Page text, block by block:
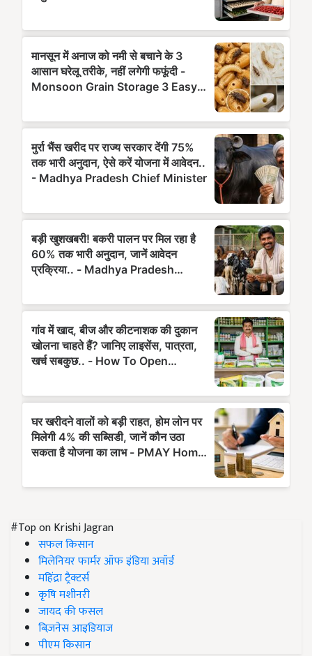
#Top on Krishi Jagran
सफल किसान
मिलेनियर फार्मर ऑफ इंडिया अवॉर्ड
महिंद्रा ट्रैक्टर्स
कृषि मशीनरी
जायद की फसल
बिज़नेस आइडियाज
पीएम किसान